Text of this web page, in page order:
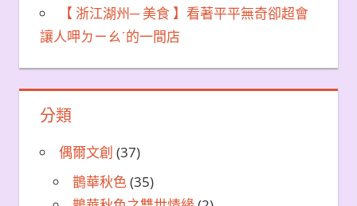
【 浙江湖州─ 美食 】看著平平無奇卻超會
讓人呷ㄉㄧㄠˊ的一間店
分類
偶爾文創 (37)
鵲華秋色(35)